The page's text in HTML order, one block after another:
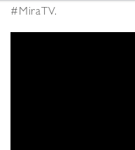
#MiraTV.